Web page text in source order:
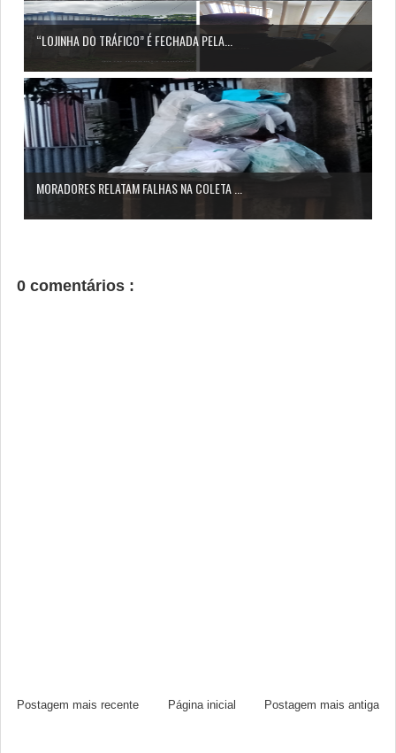
“LOJINHA DO TRÁFICO” É FECHADA PELA...
MORADORES RELATAM FALHAS NA COLETA ...
0 comentários :
Postagem mais recente Postagem mais antiga
Página inicial